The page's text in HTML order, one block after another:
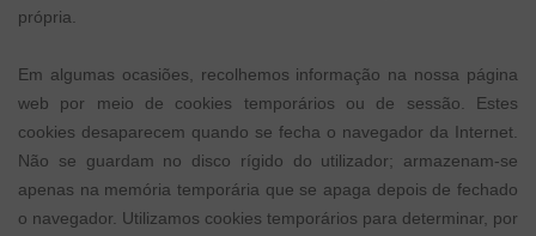
própria.
Em algumas ocasiões, recolhemos informação na nossa página
web por meio de cookies temporários ou de sessão. Estes
cookies desaparecem quando se fecha o navegador da Internet.
Não se guardam no disco rígido do utilizador; armazenam-se
apenas na memória temporária que se apaga depois de fechado
o navegador. Utilizamos cookies temporários para determinar, por